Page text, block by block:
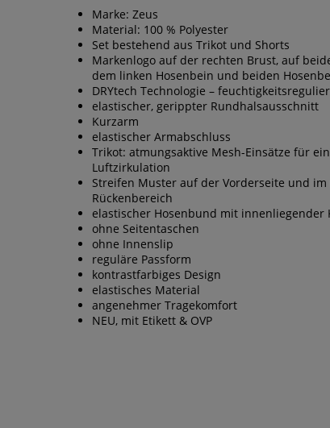
Marke: Zeus
Material: 100 % Polyester
Set bestehend aus Trikot und Shorts
Markenlogo auf der rechten Brust, auf
dem linken Hosenbein und beiden
DRYtech Technologie –
elastischer, gerippter Rundhalsausschnitt
Kurzarm
elastischer Armabschluss
Trikot: atmungsaktive Mesh-Einsätze für
Luftzirkulation
Streifen Muster auf der Vorderseite und
Rückenbereich
elastischer Hosenbund mit innenliegender
ohne Seitentaschen
ohne Innenslip
reguläre Passform
kontrastfarbiges Design
elastisches Material
angenehmer Tragekomfort
NEU, mit Etikett & OVP